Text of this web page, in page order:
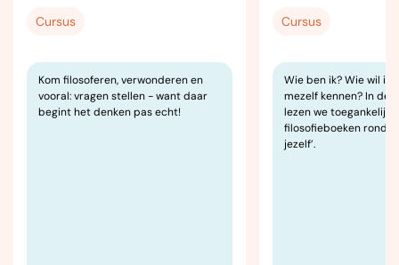
Cursus
Kom filosoferen, verwonderen en
vooral: vragen stellen - want daar
begint het denken pas echt!
Cursus
Wie ben ik? Wie wil ik
mezelf kennen? In
lezen we toegankelijke
filosofieboeken rond
jezelf’.